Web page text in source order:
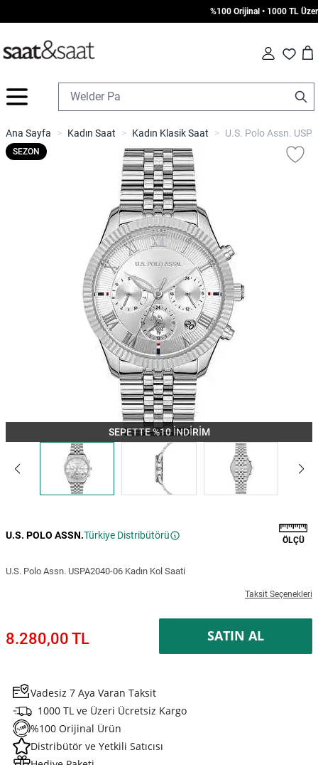
%100 Orijinal • 1000 TL Üzeri
Fav Cart
İçeriğe geç
Ana Sayfa > Kadın Saat > Kadın Klasik Saat > U.S. Polo Assn.
SEPETTE %10 İNDİRİM
SEZON
U.S. POLO ASSN.Türkiye Distribütörü ÖLÇÜ
U.S. Polo Assn. USPA2040-06 Kadın Kol Saati
Taksit Seçenekleri
8.280,00 TL SATIN AL
Vadesiz 7 Aya Varan Taksit
1000 TL ve Üzeri Ücretsiz Kargo
%100 Orijinal Ürün
Distribütör ve Yetkili Satıcısı